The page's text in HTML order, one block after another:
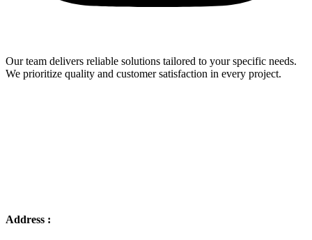
Our team delivers reliable solutions tailored to your specific needs.
We prioritize quality and customer satisfaction in every project.
Address :